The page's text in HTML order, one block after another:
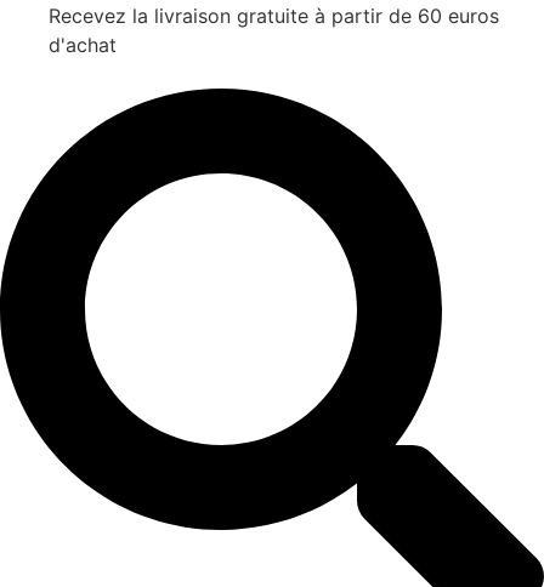
Recevez la livraison gratuite à partir de 60 euros
d'achat